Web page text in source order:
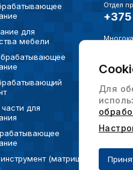
для
мебели
для
(матрицы,
Отдел
Юр.
ул.
Для